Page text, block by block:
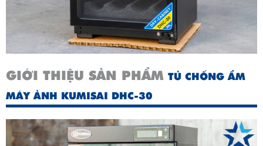
GIỚI THIỆU SẢN PHẨM TỦ CHỐNG ẨM
MÁY ẢNH KUMISAI DHC-30